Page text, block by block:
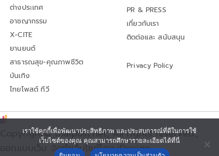
ต่างประเทศ
อาชญากรรม
X-CITE
ยานยนต์
สาธารณสุข-คุณภาพชีวิต
บันเทิง
ไทยโพสต์ ทีวี
PR & PRESS
เกี่ยวกับเรา
ติดต่อและ สนับสนุน
Privacy Policy
Copyright© thaipost.net, All rights reserved.,
ออกแบบเว็บ จัดทำเว็บไซต์โดย iDesign
เราใช้คุกกี้เพื่อพัฒนาประสิทธิภาพ และประสบการณ์ที่ดีในการใช้
เว็บไซต์ของคุณ คุณสามารถศึกษารายละเอียดได้ที่นี่